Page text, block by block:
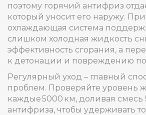
поэтому горячий антифриз
который уносит его наружу. При
охлаждающая система
слишком холодная жидкость
эффективность сгорания, а
к детонации и повреждению
Регулярный уход – главный
проблем. Проверяйте уровень
каждые 5000 км, доливая смесь
антифриза, чтобы удерживать